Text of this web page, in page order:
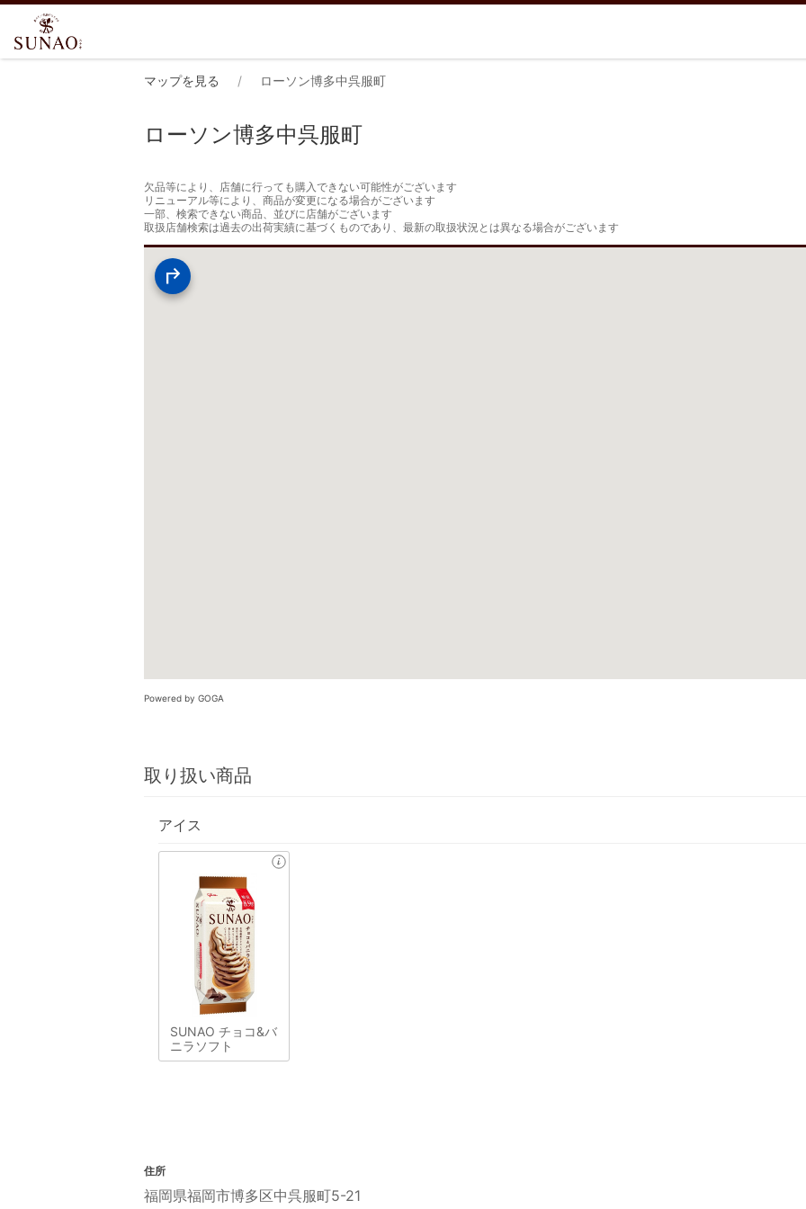
マップを見る ローソン博多中呉服町
ローソン博多中呉服町
欠品等により、店舗に行っても購入できない可能性がございます
リニューアル等により、商品が変更になる場合がございます
一部、検索できない商品、並びに店舗がございます
取扱店舗検索は過去の出荷実績に基づくものであり、最新の取扱状況とは異なる場合がございます
Powered by GOGA
取り扱い商品
アイス
SUNAO チョコ&バ
ニラソフト
住所
福岡県福岡市博多区中呉服町5-21